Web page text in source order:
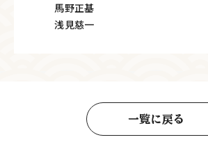
馬野正基
浅見慈一
一覧に戻る